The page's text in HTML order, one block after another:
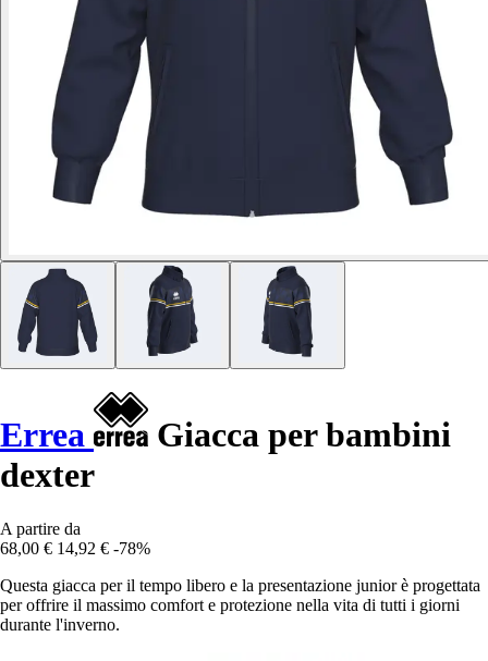
Errea
Giacca per bambini
dexter
A partire da
68,00 € 14,92 € -78%
Questa giacca per il tempo libero e la presentazione junior è progettata
per offrire il massimo comfort e protezione nella vita di tutti i giorni
durante l'inverno.